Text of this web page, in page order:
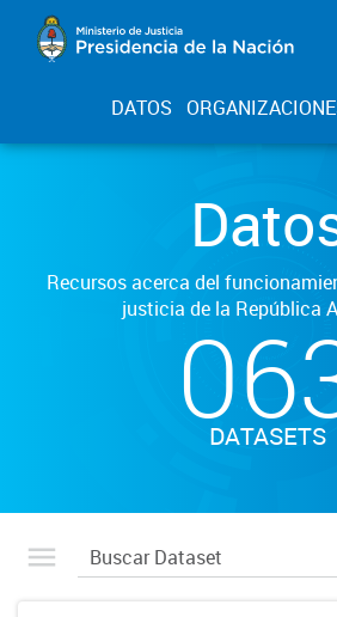
DATOS
Recursos acerca del
justicia de la República
DATASETS